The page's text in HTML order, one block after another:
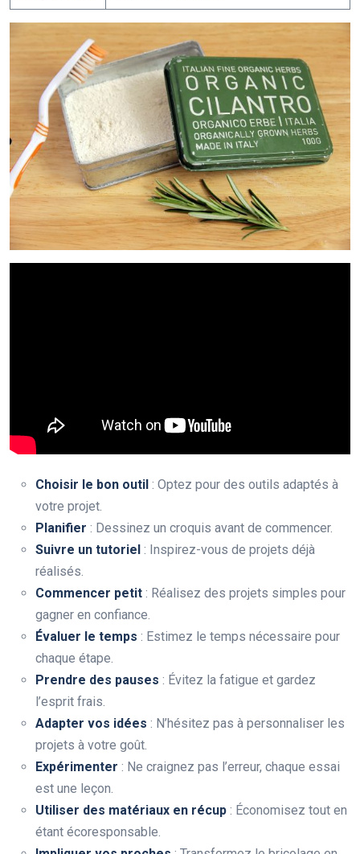
Choisir le bon outil : Optez pour des outils adaptés à
votre projet.
Planifier : Dessinez un croquis avant de commencer.
Suivre un tutoriel : Inspirez-vous de projets déjà
réalisés.
Commencer petit : Réalisez des projets simples pour
gagner en confiance.
Évaluer le temps : Estimez le temps nécessaire pour
chaque étape.
Prendre des pauses : Évitez la fatigue et gardez
l’esprit frais.
Adapter vos idées : N’hésitez pas à personnaliser les
projets à votre goût.
Expérimenter : Ne craignez pas l’erreur, chaque essai
est une leçon.
Utiliser des matériaux en récup : Économisez tout en
étant écoresponsable.